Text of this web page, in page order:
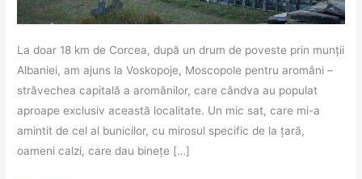
La doar 18 km de Corcea, după un drum de poveste prin munții
Albaniei, am ajuns la Voskopoje, Moscopole pentru aromâni –
străvechea capitală a aromânilor, care cândva au populat
aproape exclusiv această localitate. Un mic sat, care mi-a
amintit de cel al bunicilor, cu mirosul specific de la țară,
oameni calzi, care dau binețe […]